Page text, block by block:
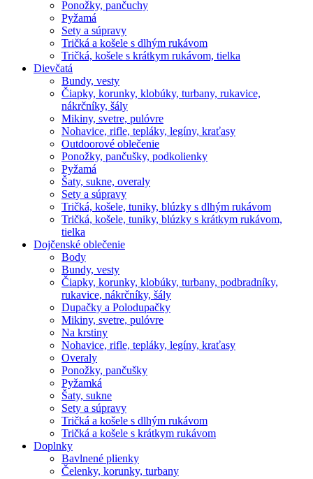
Ponožky, pančuchy
Pyžamá
Sety a súpravy
Tričká a košele s dlhým rukávom
Tričká, košele s krátkym rukávom, tielka
Dievčatá
Bundy, vesty
Čiapky, korunky, klobúky, turbany, rukavice,
nákrčníky, šály
Mikiny, svetre, pulóvre
Nohavice, rifle, tepláky, legíny, kraťasy
Outdoorové oblečenie
Ponožky, pančušky, podkolienky
Pyžamá
Šaty, sukne, overaly
Sety a súpravy
Tričká, košele, tuniky, blúzky s dlhým rukávom
Tričká, košele, tuniky, blúzky s krátkym rukávom,
tielka
Dojčenské oblečenie
Body
Bundy, vesty
Čiapky, korunky, klobúky, turbany, podbradníky,
rukavice, nákrčníky, šály
Dupačky a Polodupačky
Mikiny, svetre, pulóvre
Na krstiny
Nohavice, rifle, tepláky, legíny, kraťasy
Overaly
Ponožky, pančušky
Pyžamká
Šaty, sukne
Sety a súpravy
Tričká a košele s dlhým rukávom
Tričká a košele s krátkym rukávom
Doplnky
Bavlnené plienky
Čelenky, korunky, turbany